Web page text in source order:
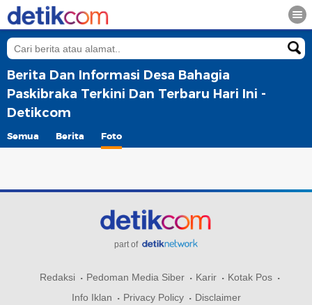
Berita Dan Informasi Desa Bahagia
Paskibraka Terkini Dan Terbaru Hari Ini -
Detikcom
Semua Berita Foto
part of
Redaksi Pedoman Media Siber Karir
Kotak Pos
Info Iklan
Privacy Policy Disclaimer